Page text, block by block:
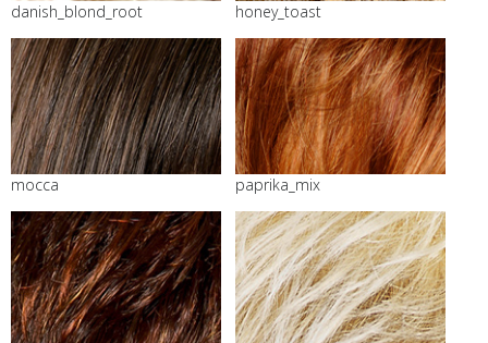
danish_blond_root honey_toast
mocca paprika_mix